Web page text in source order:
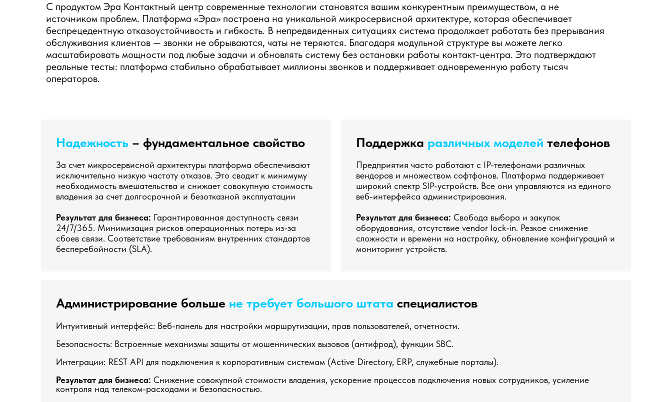
С продуктом Эра Контактный центр современные технологии становятся вашим конкурентным преимуществом, а не
источником проблем. Платформа «Эра» построена на уникальной микросервисной архитектуре, которая обеспечивает
беспрецедентную отказоустойчивость и гибкость. В непредвиденных ситуациях система продолжает работать без прерывания
обслуживания клиентов — звонки не обрываются, чаты не теряются. Благодаря модульной структуре вы можете легко
масштабировать мощности под любые задачи и обновлять систему без остановки работы контакт-центра. Это подтверждают
реальные тесты: платформа стабильно обрабатывает миллионы звонков и поддерживает одновременную работу тысяч
операторов.
Надежность – фундаментальное свойство
За счет микросервисной архитектуры платформа обеспечивают
исключительно низкую частоту отказов. Это сводит к минимуму
необходимость вмешательства и снижает совокупную стоимость
владения за счет долгосрочной и безотказной эксплуатации
Результат для бизнеса: Гарантированная доступность связи
24/7/365. Минимизация рисков операционных потерь из-за
сбоев связи. Соответствие требованиям внутренних стандартов
бесперебойности (SLA).
Поддержка различных моделей телефонов
Предприятия часто работают с IP-телефонами различных
вендоров и множеством софтфонов. Платформа поддерживает
широкий спектр SIP-устройств. Все они управляются из единого
веб-интерфейса администрирования.
Результат для бизнеса: Свобода выбора и закупок
оборудования, отсутствие vendor lock-in. Резкое снижение
сложности и времени на настройку, обновление конфигураций и
мониторинг устройств.
Администрирование больше не требует большого штата специалистов
Интуитивный интерфейс: Веб-панель для настройки маршрутизации, прав пользователей, отчетности.
Безопасность: Встроенные механизмы защиты от мошеннических вызовов (антифрод), функции SBC.
Интеграции: REST API для подключения к корпоративным системам (Active Directory, ERP, служебные порталы).
Результат для бизнеса: Снижение совокупной стоимости владения, ускорение процессов подключения новых сотрудников, усиление
контроля над телеком-расходами и безопасностью.